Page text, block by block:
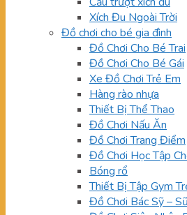
Xích Đu Ngoài Trời
Đồ chơi cho bé gia đình
Đồ Chơi Cho Bé Trai
Đồ Chơi Cho Bé Gái
Xe Đồ Chơi Trẻ Em
Hàng rào nhựa
Thiết Bị Thể Thao
Đồ Chơi Nấu Ăn
Đồ Chơi Trang Điểm
Đồ Chơi Học Tập
Bóng rổ
Thiết Bị Tập Gym
Đồ Chơi Bác Sỹ –